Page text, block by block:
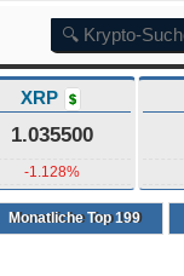
XRP $
1.035500
-1.128%
Monatliche Top 199